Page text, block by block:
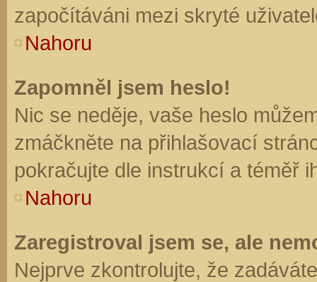
započítáváni mezi skryté
Nahoru
Zapomněl jsem heslo!
Nic se neděje, vaše heslo
zmáčkněte na přihlašovací
pokračujte dle instrukcí a téměř
Nahoru
Zaregistroval jsem se, ale
Nejprve zkontrolujte, že